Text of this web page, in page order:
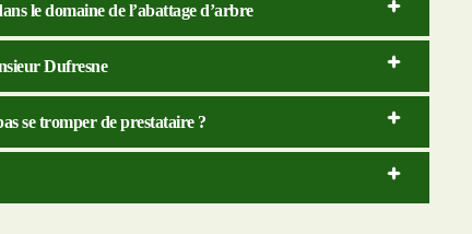
le domaine de l’abattage d’arbre
Dufresne
se tromper de prestataire ?